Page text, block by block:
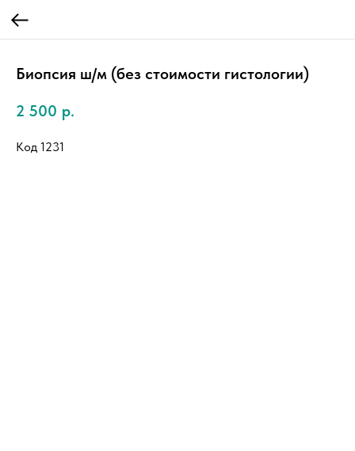
Биопсия ш/м (без стоимости гистологии)
2 500 р.
Код 1231